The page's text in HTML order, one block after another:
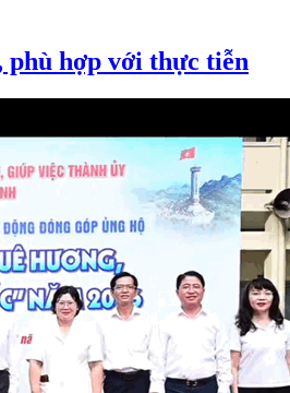
phù hợp với thực tiễn